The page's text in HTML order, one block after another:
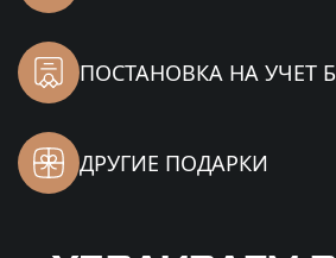
ПОСТАНОВКА НА УЧЕТ
ДРУГИЕ ПОДАРКИ